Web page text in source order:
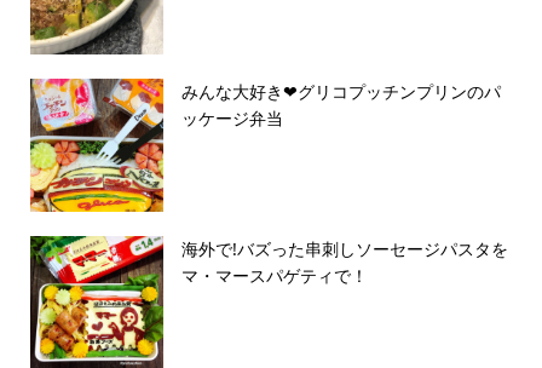
みんな大好き❤グリコプッチンプリンのパ
ッケージ弁当
海外で!バズった串刺しソーセージパスタを
マ・マースパゲティで！